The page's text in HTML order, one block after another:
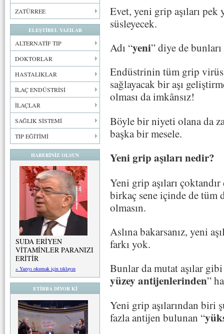
ZATÜRREE
ELEŞTİREL YAZILAR
ALTERNATİF TIP
DOKTORLAR
HASTALIKLAR
İLAÇ ENDÜSTRİSİ
İLAÇLAR
SAĞLIK SİSTEMİ
TIP EĞİTİMİ
HABERİNİZ OLSUN
SUDA ERİYEN
VİTAMİNLER PARANIZI
ERİTİR
» Yazıyı okumak için tıklayın
ETİBBA DİYOR Kİ
Evet, yeni grip aşıları
süsleyecek.
Adı “yeni” diye de
Endüstrinin tüm grip
sağlayacak bir aşı
olması da imkânsız!
Böyle bir niyeti olana da
başka bir mesele.
Yeni grip aşıları nedir?
Yeni grip aşıları
birkaç sene içinde de tüm
olmasın.
Aslına bakarsanız, yeni
farkı yok.
Bunlar da mutat aşılar
yüzey antijenlerinden”
Yeni grip aşılarından biri
fazla antijen bulunan “